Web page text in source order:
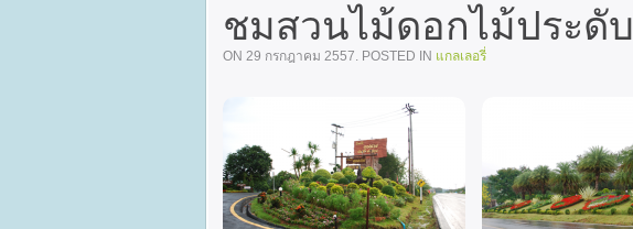
ชมสวนไม้ดอกไม้ประดับ
ON 29 กรกฎาคม 2557. POSTED IN แกลเลอรี่